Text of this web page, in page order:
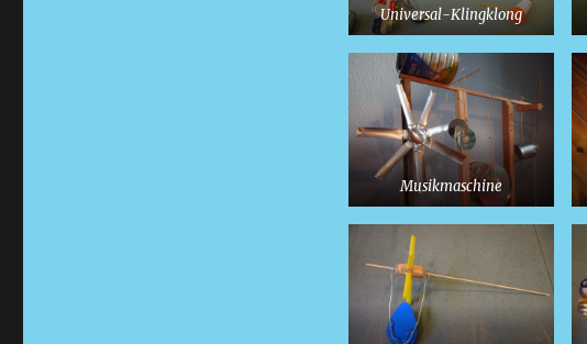
Universal-Klingklong
Musikmaschine